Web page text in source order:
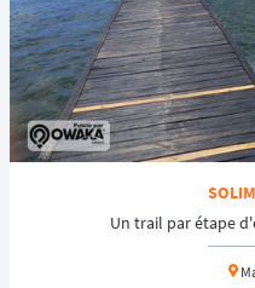
Un trail par étape